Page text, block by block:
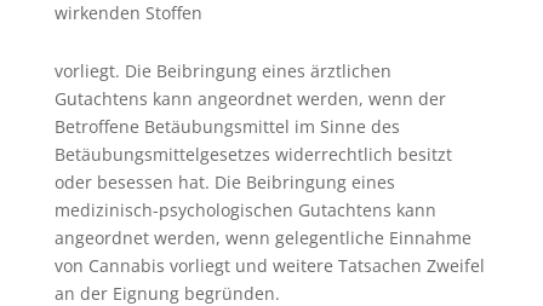
wirkenden Stoffen
vorliegt. Die Beibringung eines ärztlichen
Gutachtens kann angeordnet werden, wenn der
Betroffene Betäubungsmittel im Sinne des
Betäubungsmittelgesetzes widerrechtlich besitzt
oder besessen hat. Die Beibringung eines
medizinisch-psychologischen Gutachtens kann
angeordnet werden, wenn gelegentliche Einnahme
von Cannabis vorliegt und weitere Tatsachen Zweifel
an der Eignung begründen.